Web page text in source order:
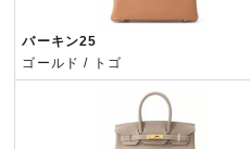
バーキン25
ゴールド / トゴ